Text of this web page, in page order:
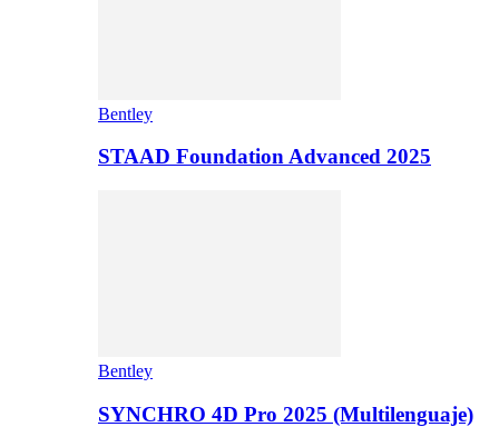
Bentley
STAAD Foundation Advanced 2025
Bentley
SYNCHRO 4D Pro 2025 (Multilenguaje)